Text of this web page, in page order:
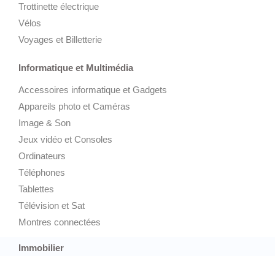
Trottinette électrique
Vélos
Voyages et Billetterie
Informatique et Multimédia
Accessoires informatique et Gadgets
Appareils photo et Caméras
Image & Son
Jeux vidéo et Consoles
Ordinateurs
Téléphones
Tablettes
Télévision et Sat
Montres connectées
Immobilier